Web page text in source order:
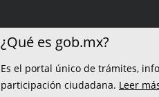
¿Qué es gob.mx?
Es el portal único de trámites,
participación ciudadana. Leer